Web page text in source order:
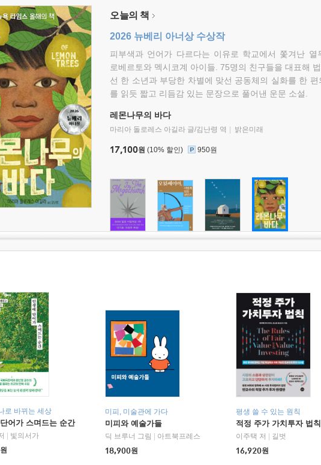
오늘의 책
2026 뉴베리 아너상 수상작
피부색과 언어가 다르다는 이유로 학교에서 쫓겨난 열
로베르토와 멕시코계 아이들. 75명의 친구들을 대표해
선 한 소년과 부당한 차별에 맞선 공동체의 실화를 한 편
를 읽듯 짧고 리듬감 있는 문장으로 풀어낸 운문 소설.
레몬나무의 바다
마리아 돌로레스 아길라 글/김난령 역 밝은미래
17,100원 (10% 할인) 950원
로 바뀌는 세상
어가 스며드는 순간
빛의서가
원
미피, 미술관에 가다
미피와 예술가들
딕 브루너 그림
아트북프레스
18,900원
평생 쓸 수 있는 원칙
적정 주가 가치투자 법칙
이주택 저
길벗
16,920원